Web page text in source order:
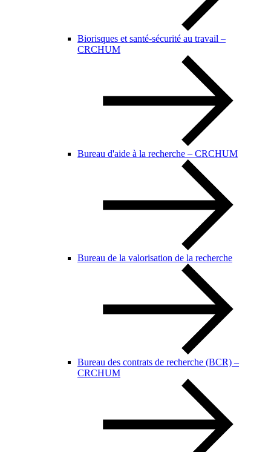
Biorisques et santé-sécurité au travail –
CRCHUM
Bureau d'aide à la recherche – CRCHUM
Bureau de la valorisation de la recherche
Bureau des contrats de recherche (BCR) –
CRCHUM